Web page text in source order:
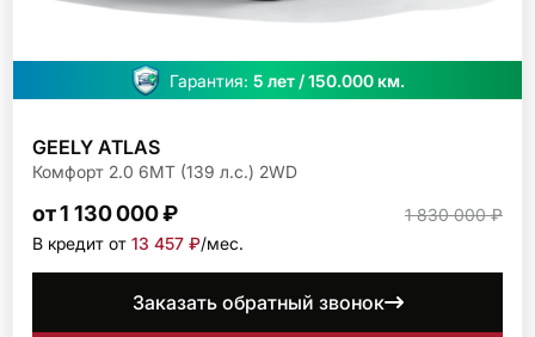
Гарантия: 5 лет / 150.000 км.
GEELY ATLAS
Комфорт 2.0 6МТ (139 л.с.) 2WD
от 1 130 000 ₽
1 830 000 ₽
В кредит от 13 457 ₽/мec.
Заказать обратный звонок